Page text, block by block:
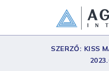
WEBINÁRJAINK
SZERVEZETFEJLESZTÉS
SZERZŐ: KISS